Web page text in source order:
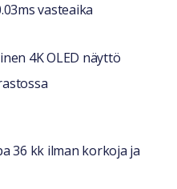
vasteaika
4K OLED näyttö
36 kk ilman korkoja ja